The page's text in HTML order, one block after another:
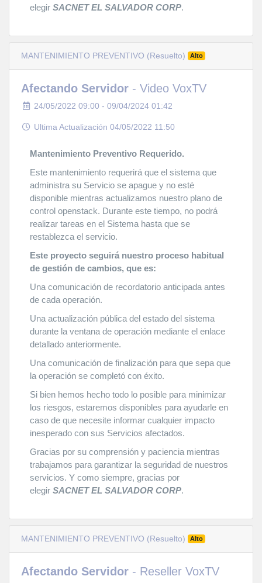
elegir SACNET EL SALVADOR CORP.
MANTENIMIENTO PREVENTIVO (Resuelto) Alto
Afectando Servidor - Video VoxTV
24/05/2022 09:00 - 09/04/2024 01:42
Ultima Actualización 04/05/2022 11:50
Mantenimiento Preventivo Requerido.
Este mantenimiento requerirá que el sistema que
administra su Servicio se apague y no esté
disponible mientras actualizamos nuestro plano de
control openstack. Durante este tiempo, no podrá
realizar tareas en el Sistema hasta que se
restablezca el servicio.
Este proyecto seguirá nuestro proceso habitual
de gestión de cambios, que es:
Una comunicación de recordatorio anticipada antes
de cada operación.
Una actualización pública del estado del sistema
durante la ventana de operación mediante el enlace
detallado anteriormente.
Una comunicación de finalización para que sepa que
la operación se completó con éxito.
Si bien hemos hecho todo lo posible para minimizar
los riesgos, estaremos disponibles para ayudarle en
caso de que necesite informar cualquier impacto
inesperado con sus Servicios afectados.
Gracias por su comprensión y paciencia mientras
trabajamos para garantizar la seguridad de nuestros
servicios. Y como siempre, gracias por
elegir SACNET EL SALVADOR CORP.
MANTENIMIENTO PREVENTIVO (Resuelto) Alto
Afectando Servidor - Reseller VoxTV